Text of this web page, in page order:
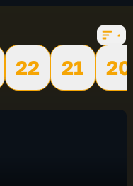
22 21
20